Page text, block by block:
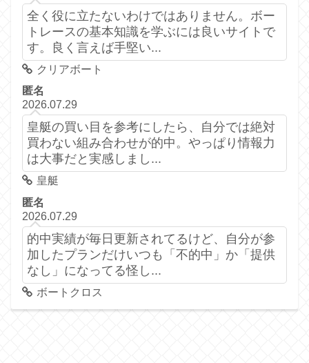
全く役に立たないわけではありません。ボー
トレースの基本知識を学ぶには良いサイトで
す。良く言えば手堅い...
クリアボート
匿名
2026.07.29
皇艇の買い目を参考にしたら、自分では絶対
買わない組み合わせが的中。やっぱり情報力
は大事だと実感しまし...
皇艇
匿名
2026.07.29
的中実績が毎日更新されてるけど、自分が参
加したプランだけいつも「不的中」か「提供
なし」になってる怪し...
ボートクロス